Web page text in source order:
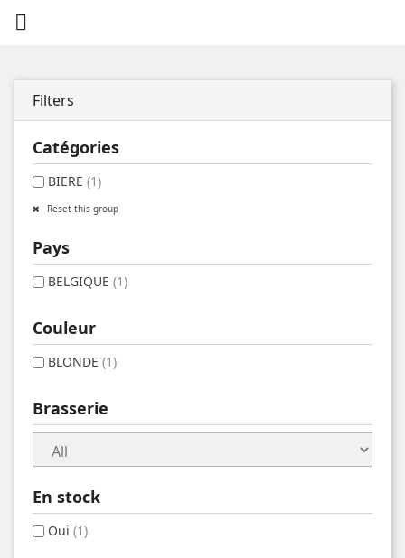

Filters
Catégories
BIERE (1)
Reset this group
Pays
BELGIQUE (1)
Couleur
BLONDE (1)
Brasserie
En stock
Oui (1)